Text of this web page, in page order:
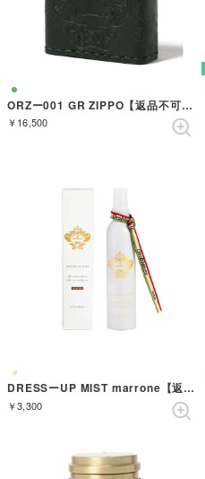
ORZー001 GR ZIPPO【返品不可商品】 （GREEN）
￥16,500
DRESSーUP MIST marrone【返品不可商品】 （MARRONE）
￥3,300